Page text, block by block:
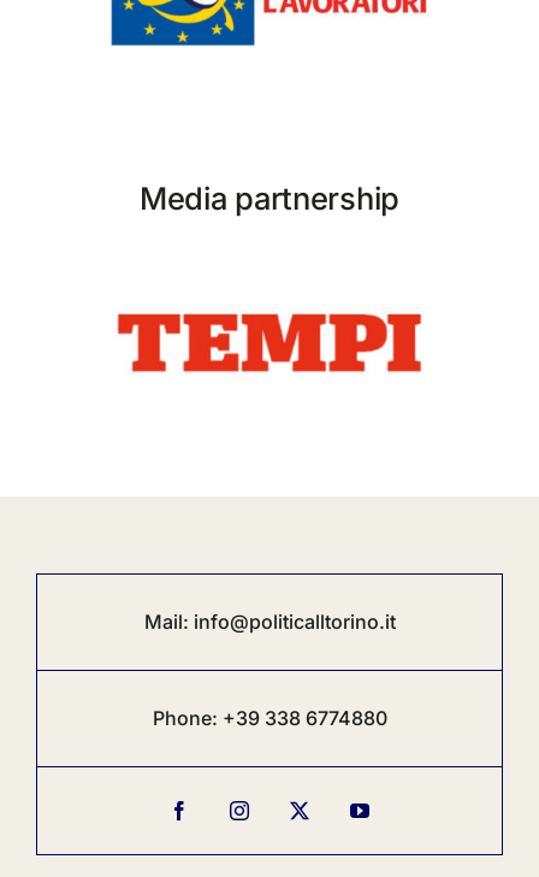
Media partnership
Mail: info@politicalltorino.it
Phone: +39 338 6774880